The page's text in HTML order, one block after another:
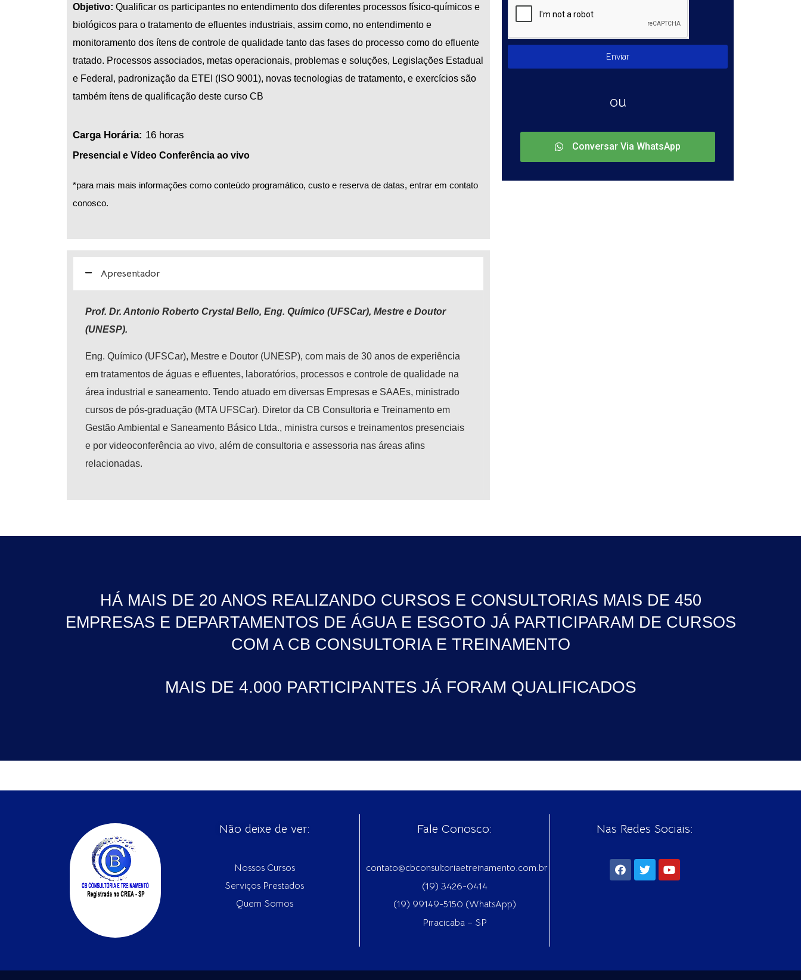
Objetivo: Qualificar os participantes no entendimento dos diferentes processos físico-químicos e
biológicos para o tratamento de efluentes industriais, assim como, no entendimento e
monitoramento dos ítens de controle de qualidade tanto das fases do processo como do efluente
tratado. Processos associados, metas operacionais, problemas e soluções, Legislações Estadual
e Federal, padronização da ETEI (ISO 9001), novas tecnologias de tratamento, e exercícios são
também ítens de qualificação deste curso CB
Carga Horária: 16 horas
Presencial e Vídeo Conferência ao vivo
*para mais mais informações como conteúdo programático, custo e reserva de datas, entrar em contato
conosco.
Apresentador
Prof. Dr. Antonio Roberto Crystal Bello, Eng. Químico (UFSCar), Mestre e Doutor
(UNESP).
Eng. Químico (UFSCar), Mestre e Doutor (UNESP), com mais de 30 anos de experiência
em tratamentos de águas e efluentes, laboratórios, processos e controle de qualidade na
área industrial e saneamento. Tendo atuado em diversas Empresas e SAAEs, ministrado
cursos de pós-graduação (MTA UFSCar). Diretor da CB Consultoria e Treinamento em
Gestão Ambiental e Saneamento Básico Ltda., ministra cursos e treinamentos presenciais
e por videoconferência ao vivo, além de consultoria e assessoria nas áreas afins
relacionadas.
Enviar
ou
Conversar Via WhatsApp
HÁ MAIS DE 20 ANOS REALIZANDO CURSOS E CONSULTORIAS MAIS DE 450
EMPRESAS E DEPARTAMENTOS DE ÁGUA E ESGOTO JÁ PARTICIPARAM DE CURSOS
COM A CB CONSULTORIA E TREINAMENTO
MAIS DE 4.000 PARTICIPANTES JÁ FORAM QUALIFICADOS
Não deixe de ver:
Nossos Cursos
Serviços Prestados
Quem Somos
Fale Conosco:
contato@cbconsultoriaetreinamento.com.br
(19) 3426-0414
(19) 99149-5150 (WhatsApp)
Piracicaba – SP
Nas Redes Sociais: